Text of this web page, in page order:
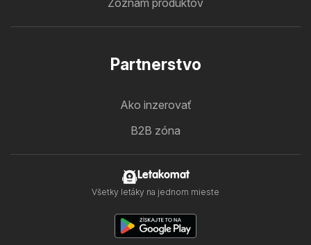
Zoznam produktov
Partnerstvo
Ako inzerovať
B2B zóna
Letakomat
Všetky letáky na jednom mieste